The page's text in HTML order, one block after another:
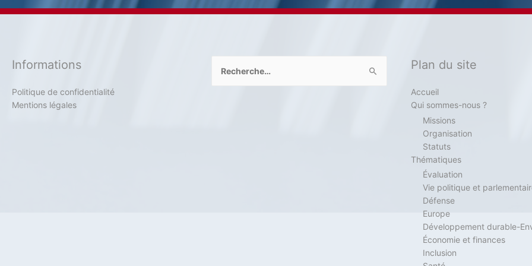
Informations
Politique de confidentialité
Mentions légales
Plan du site
Accueil
Qui sommes-nous ?
Missions
Organisation
Statuts
Thématiques
Évaluation
Vie politique et
Défense
Europe
Développement durable-
Économie et finances
Inclusion